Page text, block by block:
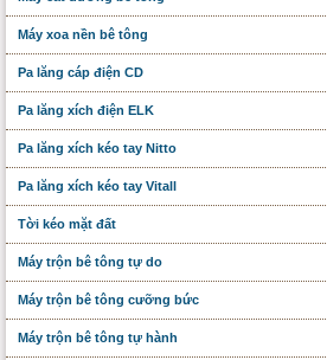
Máy xoa nền bê tông
Pa lăng cáp điện CD
Pa lăng xích điện ELK
Pa lăng xích kéo tay Nitto
Pa lăng xích kéo tay Vitall
Tời kéo mặt đất
Máy trộn bê tông tự do
Máy trộn bê tông cưỡng bức
Máy trộn bê tông tự hành